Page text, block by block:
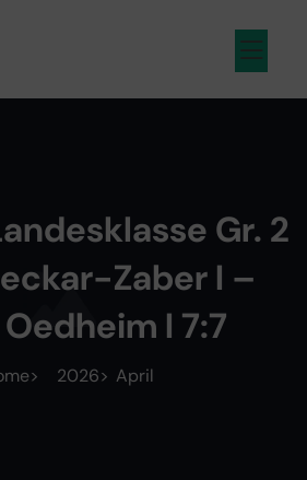
Gr. 2
Zaber I –
I 7:7
2026 April